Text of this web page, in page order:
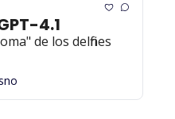
4.1
de los delfines